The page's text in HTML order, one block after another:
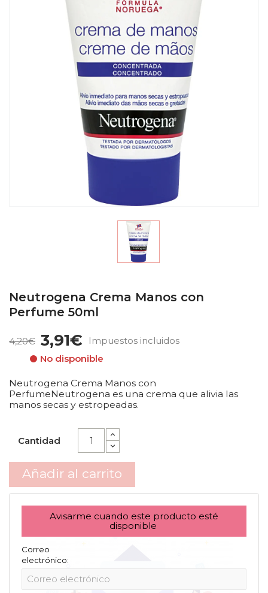
Neutrogena Crema Manos con
Perfume 50ml
4,20€ 3,91€
Impuestos incluidos
No disponible
Neutrogena Crema Manos con
PerfumeNeutrogena es una crema que alivia las
manos secas y estropeadas.
Cantidad
Añadir al carrito
Avisarme cuando este producto esté
disponible
Correo
electrónico: